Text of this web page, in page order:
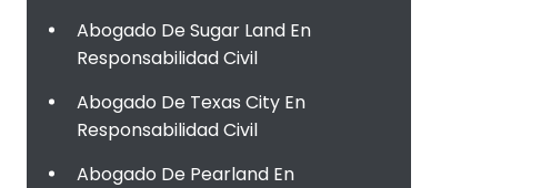
Abogado De Sugar Land En
Responsabilidad Civil
Abogado De Texas City En
Responsabilidad Civil
Abogado De Pearland En